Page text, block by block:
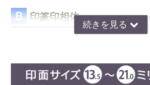
Ｂ 印篆印相体 （いんてんいんそうた
ンスをとるのが難しいので
字を折り曲げ、空間を埋め